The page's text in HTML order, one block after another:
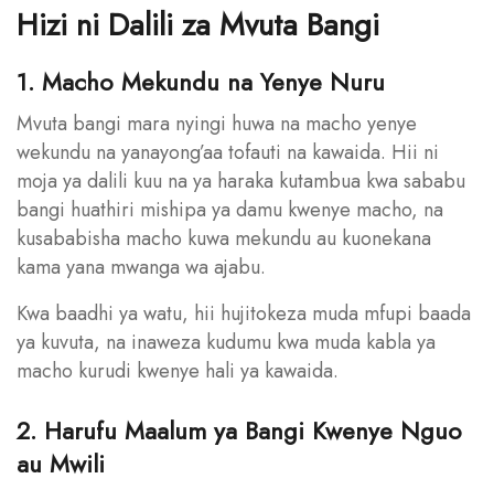
Hizi ni Dalili za Mvuta Bangi
1. Macho Mekundu na Yenye Nuru
Mvuta bangi mara nyingi huwa na macho yenye
wekundu na yanayong’aa tofauti na kawaida. Hii ni
moja ya dalili kuu na ya haraka kutambua kwa sababu
bangi huathiri mishipa ya damu kwenye macho, na
kusababisha macho kuwa mekundu au kuonekana
kama yana mwanga wa ajabu.
Kwa baadhi ya watu, hii hujitokeza muda mfupi baada
ya kuvuta, na inaweza kudumu kwa muda kabla ya
macho kurudi kwenye hali ya kawaida.
2. Harufu Maalum ya Bangi Kwenye Nguo
au Mwili